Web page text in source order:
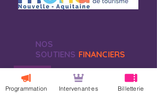
NOS
SOUTIENS FINANCIERS
Programmation Intervenant·es Billetterie